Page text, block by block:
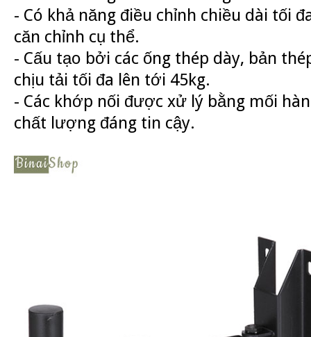
- Có khả năng điều chỉnh chiều dài tối
căn chỉnh cụ thể.
- Cấu tạo bởi các ống thép dày, bản
chịu tải tối đa lên tới 45kg.
- Các khớp nối được xử lý bằng mối
chất lượng đáng tin cậy.